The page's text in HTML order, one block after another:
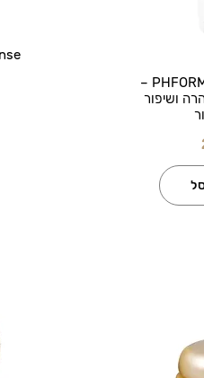
PHFORMULA Vita C Mask –
ושיפור